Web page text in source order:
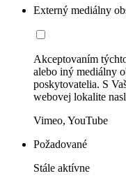
Externý mediálny
Akceptovaním
alebo iný mediálny
poskytovatelia. S
webovej lokalite
Vimeo, YouTube
Požadované
Stále aktívne